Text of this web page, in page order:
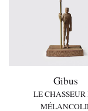
Gibus
LE CHASSEUR